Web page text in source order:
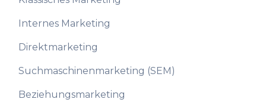
Internes Marketing
Direktmarketing
Suchmaschinenmarketing (SEM)
Beziehungsmarketing